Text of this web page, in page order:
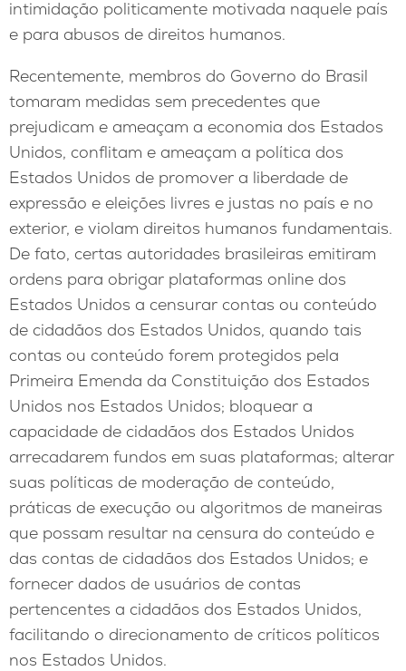
intimidação politicamente motivada naquele país
e para abusos de direitos humanos.
Recentemente, membros do Governo do Brasil
tomaram medidas sem precedentes que
prejudicam e ameaçam a economia dos Estados
Unidos, conflitam e ameaçam a política dos
Estados Unidos de promover a liberdade de
expressão e eleições livres e justas no país e no
exterior, e violam direitos humanos fundamentais.
De fato, certas autoridades brasileiras emitiram
ordens para obrigar plataformas online dos
Estados Unidos a censurar contas ou conteúdo
de cidadãos dos Estados Unidos, quando tais
contas ou conteúdo forem protegidos pela
Primeira Emenda da Constituição dos Estados
Unidos nos Estados Unidos; bloquear a
capacidade de cidadãos dos Estados Unidos
arrecadarem fundos em suas plataformas; alterar
suas políticas de moderação de conteúdo,
práticas de execução ou algoritmos de maneiras
que possam resultar na censura do conteúdo e
das contas de cidadãos dos Estados Unidos; e
fornecer dados de usuários de contas
pertencentes a cidadãos dos Estados Unidos,
facilitando o direcionamento de críticos políticos
nos Estados Unidos.